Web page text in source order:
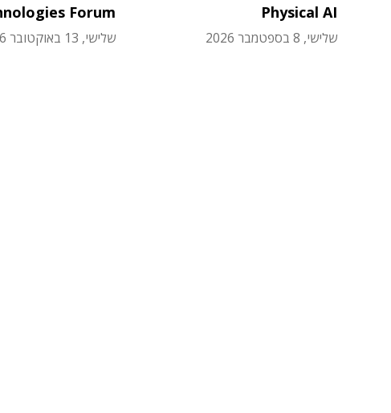
Physical AI
שלישי, 8 בספטמבר 2026
Forum
שלישי, 13 באוקטובר 2026